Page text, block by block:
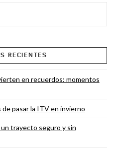
RECIENTES
en recuerdos: momentos
pasar la ITV en invierno
trayecto seguro y sin